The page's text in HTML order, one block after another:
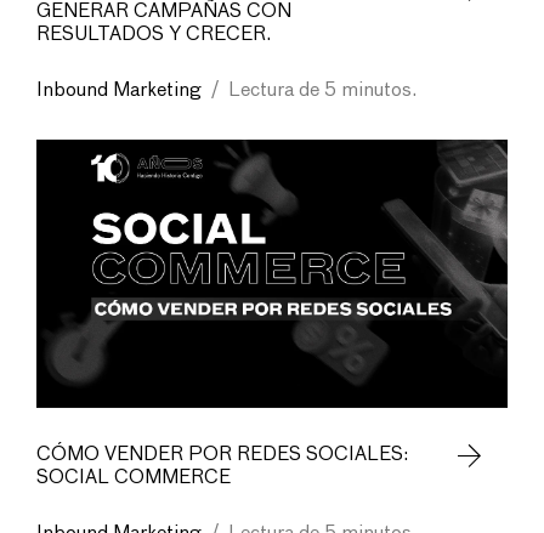
GENERAR CAMPAÑAS CON
RESULTADOS Y CRECER.
Inbound Marketing / Lectura de 5 minutos.
CÓMO VENDER POR REDES SOCIALES:
SOCIAL COMMERCE